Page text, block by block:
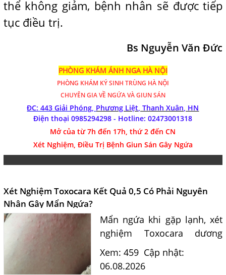
thể không giảm, bệnh nhân sẽ được tiếp
tục điều trị.
Bs Nguyễn Văn Đức
PHÒNG KHÁM ÁNH NGA HÀ NỘI
PHÒNG KHÁM KÝ SINH TRÙNG HÀ NỘI
CHUYÊN GIA VỀ NGỨA VÀ GIUN SÁN
ĐC: 443 Giải Phóng, Phương Liệt, Thanh Xuân, HN
Điện thoại 0985294298 - Hotline:02473001318
Mở của từ 7h đến 17h, thứ 2 đến CN
Xét Nghiệm, Điều Trị Bệnh Giun Sán Gây Ngứa
Xét Nghiệm Toxocara Kết Quả 0,5 Có Phải Nguyên
Nhân Gây Mẩn Ngứa?
Mẩn ngứa khi gặp lạnh, xét
nghiệm Toxocara dương
tính 0,5 có phải nguyên
nhân? Tiến sĩ Bác sĩ Nguyễn
Xem: 459 Cập nhật:
06.08.2026